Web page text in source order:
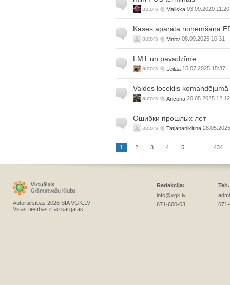
autors Maliska 03.09.2020 11:20
Kases aparāta noņemšana
autors Mnbv 08.09.2025 10:31
LMT un pavadzīme
autors Leilaa 15.07.2025 15:37
Valdes loceklis
autors Ancona 20.05.2025 12:12
Ошибки прошлых лет
autors Tatjananikitina
1 2 3 4 5 434
Autortiesības 2026 SIA VGK.LV
Visas tiesības ir aizsargātas
Redakcija:
info@vgk.lv
671-600-03